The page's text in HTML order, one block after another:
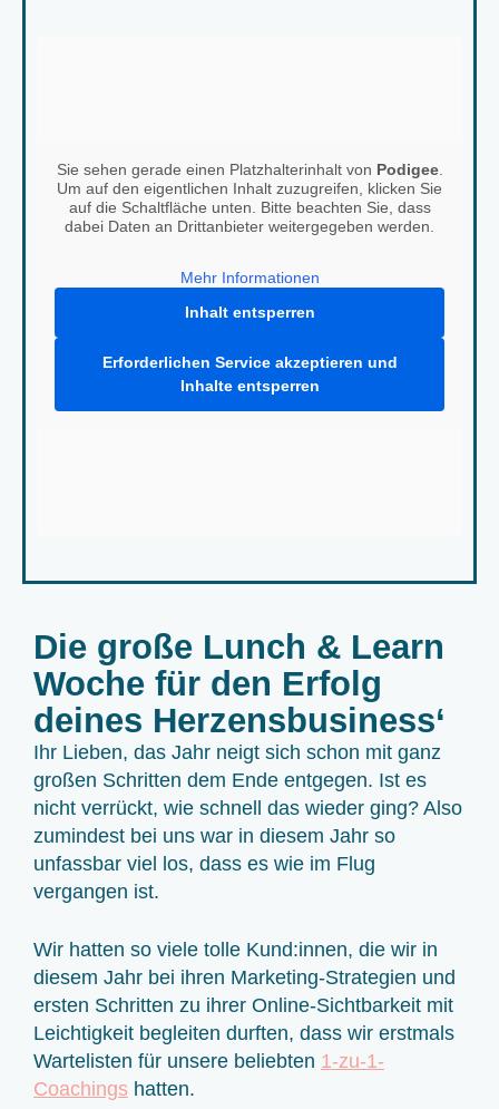
Sie sehen gerade einen Platzhalterinhalt von Podigee.
Um auf den eigentlichen Inhalt zuzugreifen, klicken Sie
auf die Schaltfläche unten. Bitte beachten Sie, dass
dabei Daten an Drittanbieter weitergegeben werden.
Mehr Informationen
Inhalt entsperren
Erforderlichen Service akzeptieren und
Inhalte entsperren
Die große Lunch & Learn
Woche für den Erfolg
deines Herzensbusiness‘
Ihr Lieben, das Jahr neigt sich schon mit ganz
großen Schritten dem Ende entgegen. Ist es
nicht verrückt, wie schnell das wieder ging? Also
zumindest bei uns war in diesem Jahr so
unfassbar viel los, dass es wie im Flug
vergangen ist.
Wir hatten so viele tolle Kund:innen, die wir in
diesem Jahr bei ihren Marketing-Strategien und
ersten Schritten zu ihrer Online-Sichtbarkeit mit
Leichtigkeit begleiten durften, dass wir erstmals
Wartelisten für unsere beliebten 1-zu-1-
Coachings hatten.